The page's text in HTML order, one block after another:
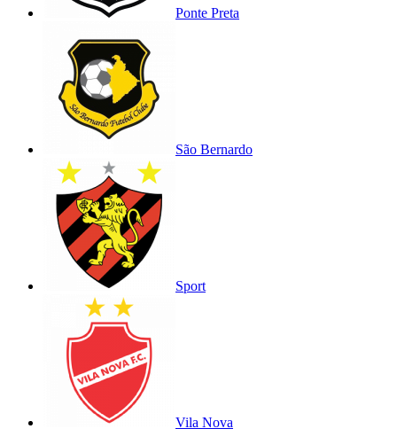
Ponte Preta
São Bernardo
Sport
Vila Nova